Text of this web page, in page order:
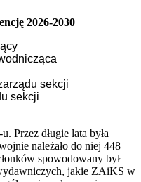
2026-2030
sekcji
sekcji
Przez długie lata była
należało do niej 448
spowodowany był
jakie ZAiKS w